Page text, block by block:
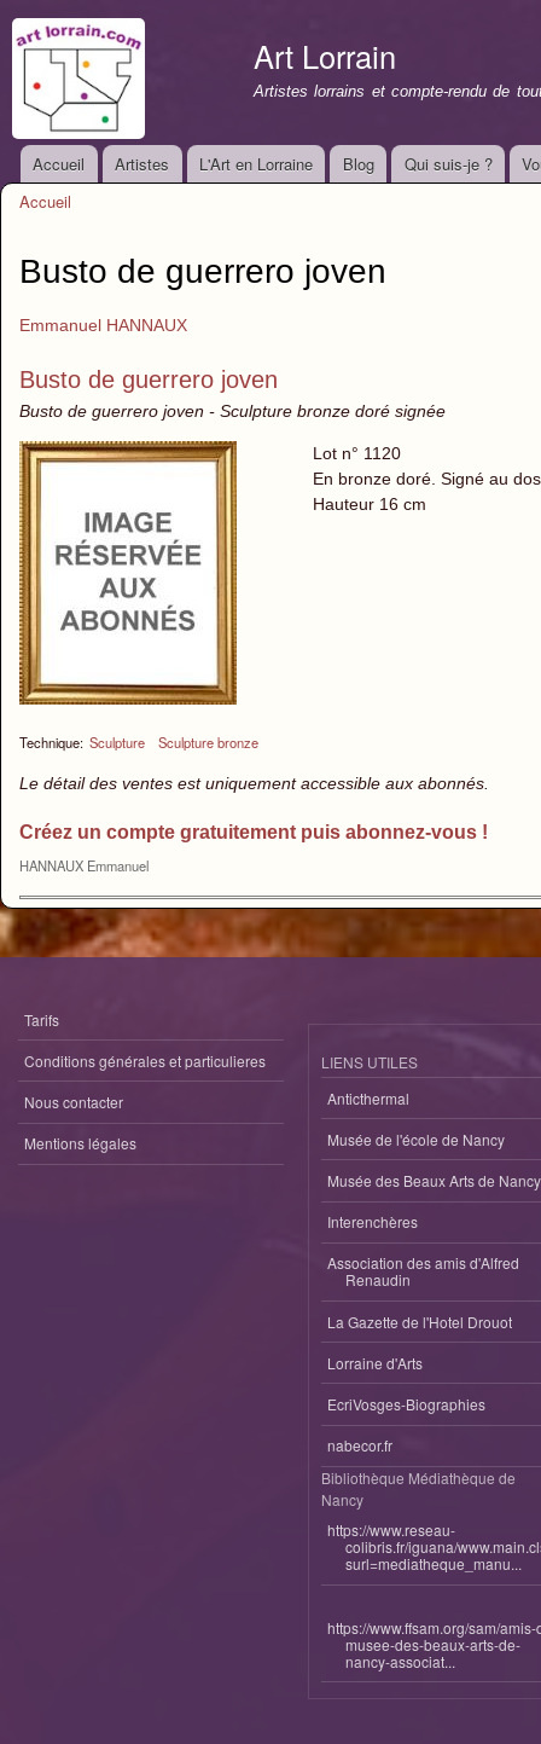
Art Lorrain
Artistes lorrains et compte-rendu de
Menu principal
Accueil Artistes L'Art en Lorraine Blog Qui suis-je ?
Accueil
Busto de guerrero joven
Emmanuel HANNAUX
Busto de guerrero joven
Busto de guerrero joven - Sculpture bronze doré signée
Technique: Sculpture Sculpture bronze
Lot n° 1120
En bronze doré. Signé au
Hauteur 16 cm
Le détail des ventes est uniquement accessible aux abonnés.
Créez un compte gratuitement puis abonnez-vous !
HANNAUX Emmanuel
Tarifs
Conditions générales et particulieres
Nous contacter
Mentions légales
LIENS UTILES
Anticthermal
Musée de l'école de Nancy
Musée des Beaux Arts de Nancy
Interenchères
Association des amis d'Alfred
Renaudin
La Gazette de l'Hotel Drouot
Lorraine d'Arts
EcriVosges-Biographies
nabecor.fr
Bibliothèque Médiathèque de
Nancy
https://www.reseau-
colibris.fr/iguana/
surl=mediatheque_manu...
https://www.ffsam.org/sam/amis-
musee-des-beaux-arts-de-
nancy-associat...